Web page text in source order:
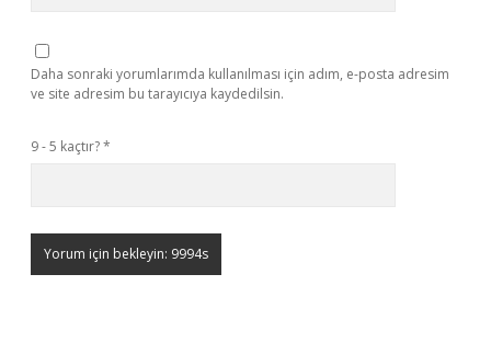
Daha sonraki yorumlarımda kullanılması için adım, e-posta adresim
ve site adresim bu tarayıcıya kaydedilsin.
9 - 5 kaçtır?*